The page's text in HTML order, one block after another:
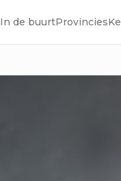
In de buurtProvincies